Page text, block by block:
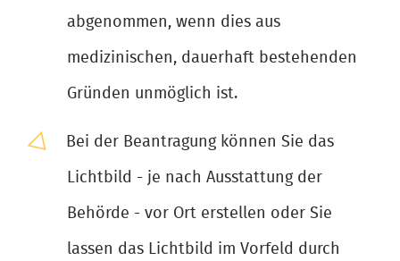
abgenommen, wenn dies aus
medizinischen, dauerhaft bestehenden
Gründen unmöglich ist.
Bei der Beantragung können Sie das
Lichtbild - je nach Ausstattung der
Behörde - vor Ort erstellen oder Sie
lassen das Lichtbild im Vorfeld durch